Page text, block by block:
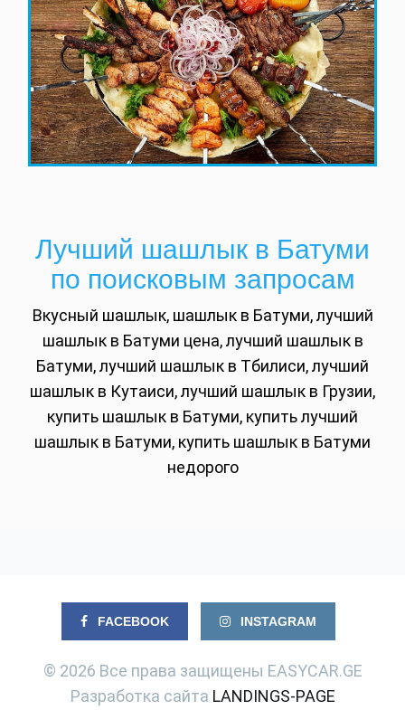
Лучший шашлык в Батуми
по поисковым запросам
Вкусный шашлык, шашлык в Батуми, лучший
шашлык в Батуми цена, лучший шашлык в
Батуми, лучший шашлык в Тбилиси, лучший
шашлык в Кутаиси, лучший шашлык в Грузии,
купить шашлык в Батуми, купить лучший
шашлык в Батуми, купить шашлык в Батуми
недорого
FACEBOOK INSTAGRAM
© 2026 Все права защищены EASYCAR.GE
Разработка сайта LANDINGS-PAGE